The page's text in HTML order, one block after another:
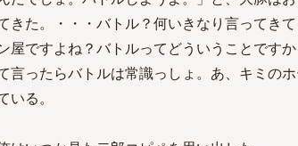
きた。・・・バトル？何いきなり言ってきて
屋ですよね？バトルってどういうことです
言ったらバトルは常識っしょ。あ、キミの
いる。